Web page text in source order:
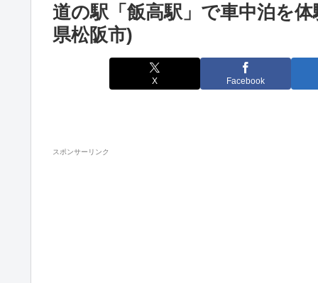
道の駅「飯高駅」で車中泊を
県松阪市)
X Facebook
スポンサーリンク